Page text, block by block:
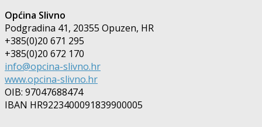
Općina Slivno
Podgradina 41, 20355 Opuzen, HR
+385(0)20 671 295
+385(0)20 672 170
info@opcina-slivno.hr
www.opcina-slivno.hr
OIB: 97047688474
IBAN HR9223400091839900005